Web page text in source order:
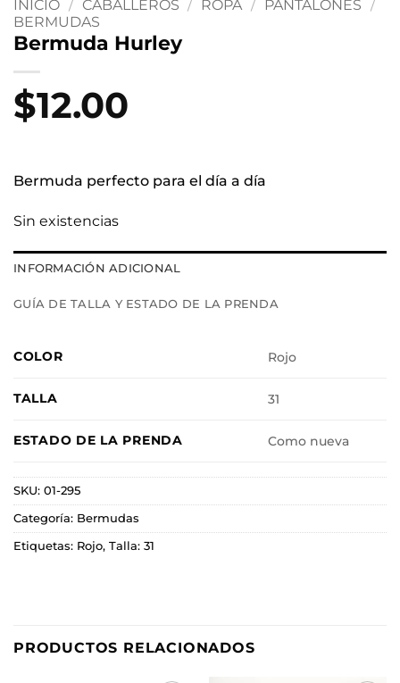
INICIO / CABALLEROS / ROPA / PANTALONES /
BERMUDAS
Bermuda Hurley
$12.00
Bermuda perfecto para el día a día
Sin existencias
INFORMACIÓN ADICIONAL
GUÍA DE TALLA Y ESTADO DE LA PRENDA
COLOR Rojo
TALLA 31
ESTADO DE LA PRENDA Como nueva
SKU: 01-295
Categoría: Bermudas
Etiquetas: Rojo, Talla: 31
PRODUCTOS RELACIONADOS